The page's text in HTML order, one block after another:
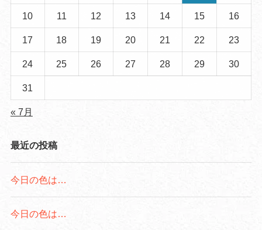
10 11 12 13 14 15 16
17 18 19 20 21 22 23
24 25 26 27 28 29 30
31
« 7月
最近の投稿
今日の色は…
今日の色は…